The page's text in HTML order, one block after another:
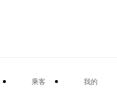
乘客 我的